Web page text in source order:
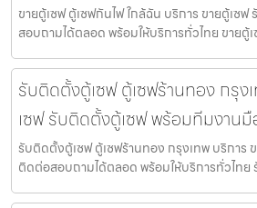
ขายตู้เซฟ ตู้เซฟกันไฟ ใกล้ฉัน บริการ ขายตู้เซ
สอบถามได้ตลอด พร้อมให้บริการทั่วไทย ขายตู้เ
รับติดตั้งตู้เซฟ ตู้เซฟร้านทอง กรุง
เซฟ รับติดตั้งตู้เซฟ พร้อมทีมงาน
รับติดตั้งตู้เซฟ ตู้เซฟร้านทอง กรุงเทพ บริการ
ติดต่อสอบถามได้ตลอด พร้อมให้บริการทั่วไทย